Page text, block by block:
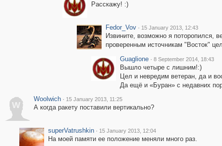
Расскажу! :)
Fedor_Vov · 15 January 2013, 12:43
Извините, возможно я поторопился,
проверенным источникам "Восток"
Guaglione · 8 September 2014, 18:43
Вышло четыре с лишним!:)
Цел и невредим ветеран, да и
Да ещё и «Буран» с недавних
W
Woolwich · 15 January 2013, 11:25
А когда ракету поставили вертикально?
superVatrushkin · 15 January 2013, 12:04
На моей памяти ее положение меняли много раз.